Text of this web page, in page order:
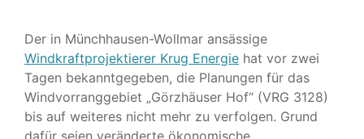
Der in Münchhausen-Wollmar ansässige
Windkraftprojektierer Krug Energie hat vor zwei
Tagen bekanntgegeben, die Planungen für das
Windvorranggebiet „Görzhäuser Hof“ (VRG 3128)
bis auf weiteres nicht mehr zu verfolgen. Grund
dafür seien veränderte ökonomische